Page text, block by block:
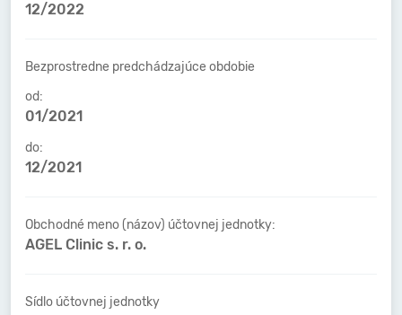
12/2022
Bezprostredne predchádzajúce obdobie
od:
01/2021
do:
12/2021
Obchodné meno (názov) účtovnej jednotky:
AGEL Clinic s. r. o.
Sídlo účtovnej jednotky